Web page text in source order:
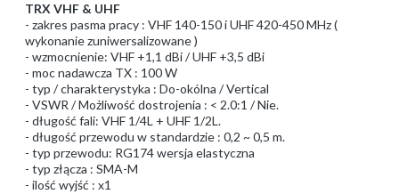
TRX VHF & UHF
- zakres pasma pracy : VHF 140-150 i UHF 420-450 MHz (
wykonanie zuniwersalizowane )
- wzmocnienie: VHF +1,1 dBi / UHF +3,5 dBi
- moc nadawcza TX : 100 W
- typ / charakterystyka : Do-okólna / Vertical
- VSWR / Możliwość dostrojenia : < 2.0:1 / Nie.
- długość fali: VHF 1/4L + UHF 1/2L.
- długość przewodu w standardzie : 0,2 ~ 0,5 m.
- typ przewodu: RG174 wersja elastyczna
- typ złącza : SMA-M
- ilość wyjść : x1